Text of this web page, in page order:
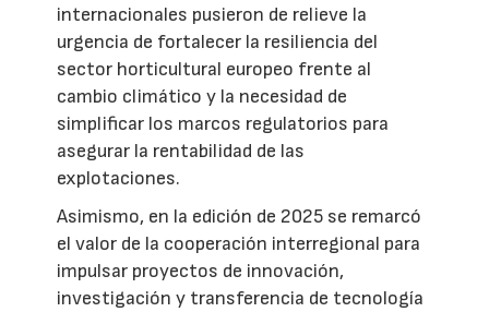
internacionales pusieron de relieve la
urgencia de fortalecer la resiliencia del
sector horticultural europeo frente al
cambio climático y la necesidad de
simplificar los marcos regulatorios para
asegurar la rentabilidad de las
explotaciones.
Asimismo, en la edición de 2025 se remarcó
el valor de la cooperación interregional para
impulsar proyectos de innovación,
investigación y transferencia de tecnología